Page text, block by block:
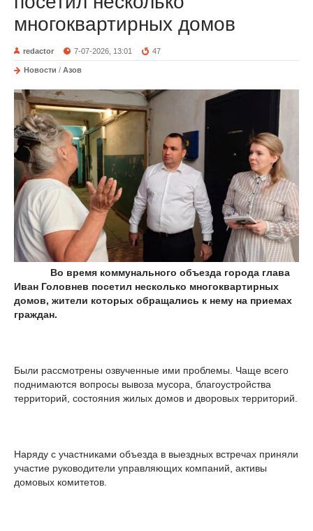
многоквартирных домов
redactor 7-07-2026, 13:01 47
Новости / Азов
Во время коммунального объезда города глава
Иван Головнев посетил несколько многоквартирных
домов, жители которых обращались к нему на приемах
граждан.
Были рассмотрены озвученные ими проблемы. Чаще всего
поднимаются вопросы вывоза мусора, благоустройства
территорий, состояния жилых домов и дворовых территорий.
Наряду с участниками объезда в выездных встречах приняли
участие руководители управляющих компаний, активы
домовых комитетов.